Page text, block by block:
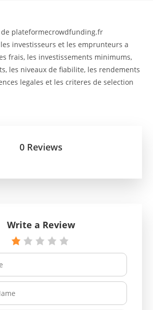
de plateformecrowdfunding.fr
investisseurs et les emprunteurs a
frais, les investissements minimums,
les niveaux de fiabilite, les rendements
legales et les criteres de selection
0 Reviews
Write a Review